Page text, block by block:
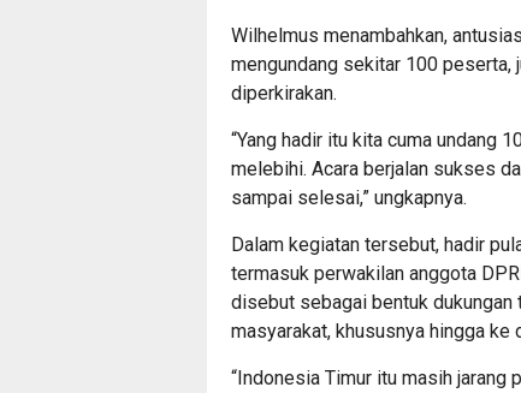
Wilhelmus menambahkan,
mengundang sekitar 100 peserta,
diperkirakan.
“Yang hadir itu kita cuma undang
melebihi. Acara berjalan sukses
sampai selesai,” ungkapnya.
Dalam kegiatan tersebut, hadir
termasuk perwakilan anggota
disebut sebagai bentuk dukungan
masyarakat, khususnya hingga ke
“Indonesia Timur itu masih jarang